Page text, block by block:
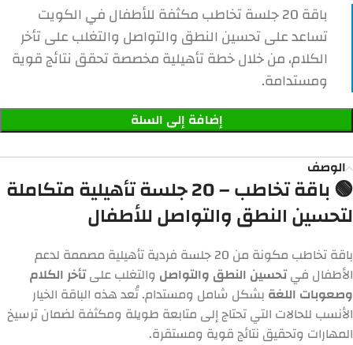
باقة 20 جلسة تخاطب مكثفة للأطفال في الكويت
تساعد على تحسين النطق والتواصل والتغلب على تأخر
الكلام، من خلال خطة تأهيلية مخصصة تحقق نتائج قوية
ومستدامة.
إضافة إلى السلة
الوصف
🟢 باقة تخاطب – 20 جلسة تأهيلية متكاملة
لتحسين النطق والتواصل للأطفال
باقة تخاطب مكونة من 20 جلسة فردية تأهيلية مصممة لدعم
الأطفال فيتحسين النطق والتواصل والتغلب علىتأخر الكلام
وصعوبات اللغة بشكل شامل ومستدام. تُعد هذه الباقة الخيار
الأنسب للحالات التي تحتاج إلى متابعة طويلة ومكثفة لضمان ترسيخ
المهارات وتحقيق نتائج قوية ومستقرة.